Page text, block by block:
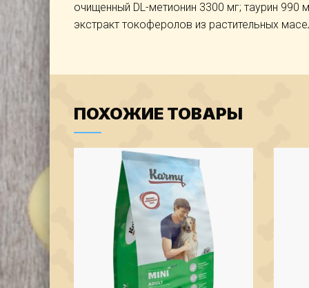
очищенный DL-метионин 3300 мг; таурин 990
экстракт токоферолов из растительных
ПОХОЖИЕ ТОВАРЫ